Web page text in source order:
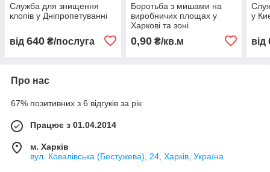
Служба для знищення
клопів у Дніпропетуванні
від 640 ₴/послуга
Боротьба з мишами на
виробничих площах у
Харкові та зоні
0,90₴/кв.м
у
від
Про нас
67% позитивних з 6 відгуків за рік
Працює з 01.04.2014
м. Харків
вул. Ковалівська (Бестужева), 24, Харків, Україна